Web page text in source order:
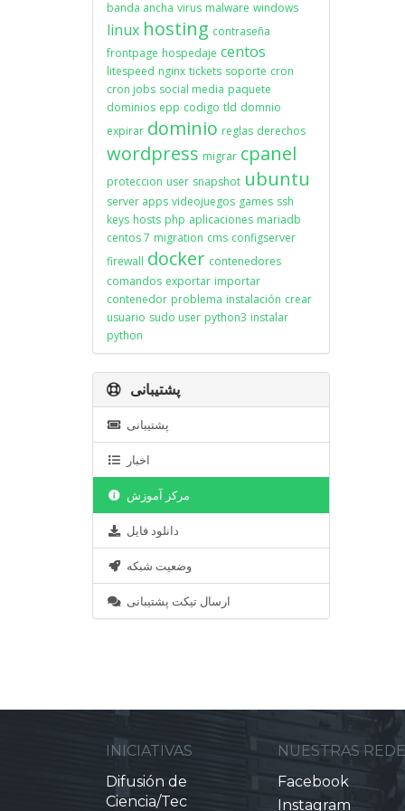
banda ancha virus malware windows
linux hosting contraseña
frontpage hospedaje centos
litespeed nginx tickets soporte cron
cron jobs social media paquete
dominios epp codigo tld domnio
expirar dominio reglas derechos
wordpress migrar cpanel
proteccion user snapshot ubuntu
server apps videojuegos games ssh
keys hosts php aplicaciones mariadb
centos 7 migration cms configserver
firewall docker contenedores
comandos exportar importar
contenedor problema instalación crear
usuario sudo user python3 instalar
python
پشتیبانی
پشتیبانی
اخبار
مرکز آموزش
دانلود فایل
وضعیت شبکه
ارسال تیکت پشتیبانی
INICIATIVAS
Difusión de
Ciencia/Tec
NUESTRAS
Facebook
Instagram